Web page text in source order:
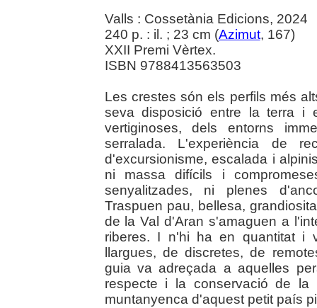
Valls : Cossetània Edicions, 2024
240 p. : il. ; 23 cm (Azimut, 167)
XXII Premi Vèrtex.
ISBN 9788413563503
Les crestes són els perfils més
seva disposició entre la terra i
vertiginoses, dels entorns
serralada. L'experiència de
d'excursionisme, escalada i
ni massa difícils i
senyalitzades, ni plenes
Traspuen pau, bellesa,
de la Val d'Aran s'amaguen a
riberes. I n'hi ha en quantitat i
llargues, de discretes, de
guia va adreçada a aquelles
respecte i la conservació de la
muntanyenca d'aquest petit país